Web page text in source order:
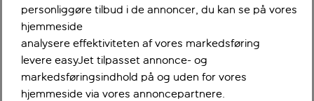
personliggøre tilbud i de annoncer, du kan se på vores
hjemmeside
analysere effektiviteten af vores markedsføring
levere easyJet tilpasset annonce- og
markedsføringsindhold på og uden for vores
hjemmeside via vores annoncepartnere.